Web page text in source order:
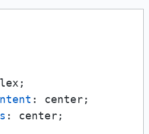
: center;
: center;